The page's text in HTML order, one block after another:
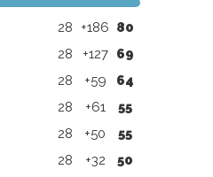
28 +186 80
28 +127 69
28 +59
64
28 +61
55
28 +50
55
28 +32
50